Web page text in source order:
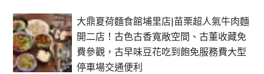
大鼎夏荷麵食館埔里店|苗栗超人氣牛肉麵
開二店！古色古香寬敞空間、古董收藏免
費參觀，古早味豆花吃到飽免服務費大型
停車場交通便利